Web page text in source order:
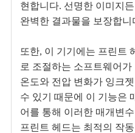
현합니다. 선명한 이미지
완벽한 결과물을 보장합니
또한, 이 기기에는 프린트
로 조절하는 소프트웨어
온도와 전압 변화가 잉크
수 있기 때문에 이 기능은
어를 통해 이러한 매개변
프린트 헤드는 최적의 작